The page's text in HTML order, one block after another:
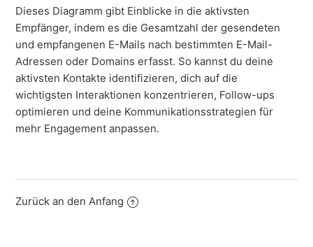
Dieses Diagramm gibt Einblicke in die aktivsten
Empfänger, indem es die Gesamtzahl der gesendeten
und empfangenen E-Mails nach bestimmten E-Mail-
Adressen oder Domains erfasst. So kannst du deine
aktivsten Kontakte identifizieren, dich auf die
wichtigsten Interaktionen konzentrieren, Follow-ups
optimieren und deine Kommunikationsstrategien für
mehr Engagement anpassen.
Zurück an den Anfang